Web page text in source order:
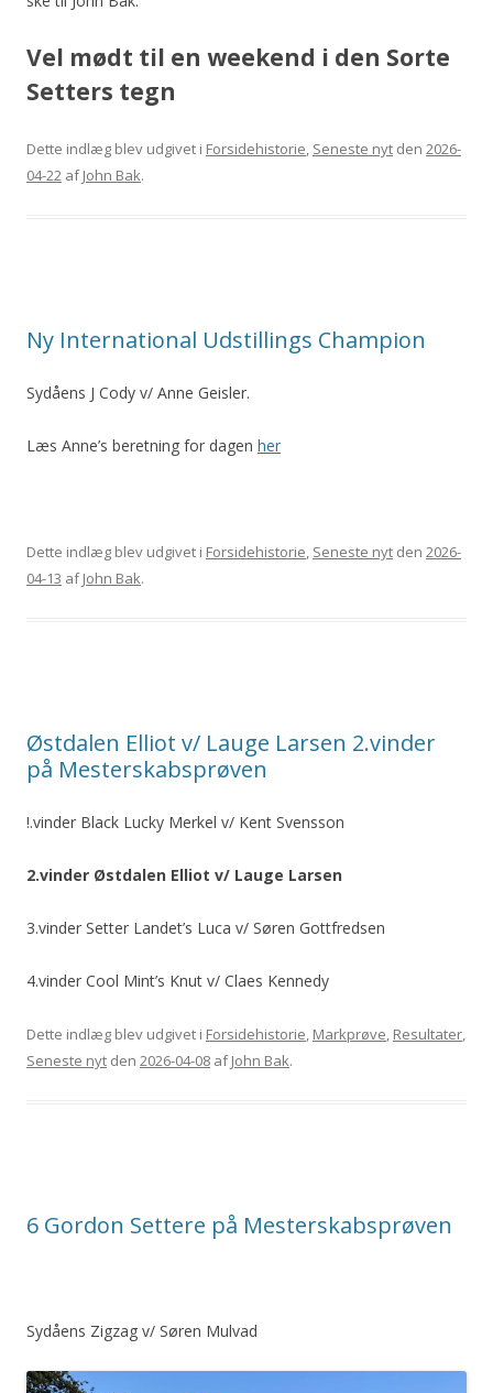
Vel mødt til en weekend i den Sorte
Setters tegn
Dette indlæg blev udgivet i Forsidehistorie, Seneste nyt den 2026-
04-22 afJohn Bak.
Ny International Udstillings Champion
Sydåens J Cody v/ Anne Geisler.
Læs Anne’s beretning for dagen her
Dette indlæg blev udgivet i Forsidehistorie, Seneste nyt den 2026-
04-13 afJohn Bak.
Østdalen Elliot v/ Lauge Larsen 2.vinder
på Mesterskabsprøven
!.vinder Black Lucky Merkel v/ Kent Svensson
2.vinder Østdalen Elliot v/ Lauge Larsen
3.vinder Setter Landet’s Luca v/ Søren Gottfredsen
4.vinder Cool Mint’s Knut v/ Claes Kennedy
Dette indlæg blev udgivet i Forsidehistorie, Markprøve, Resultater,
Seneste nyt den 2026-04-08 afJohn Bak.
6 Gordon Settere på Mesterskabsprøven
Sydåens Zigzag v/ Søren Mulvad